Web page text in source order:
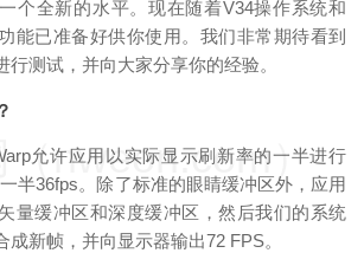
个全新的水平。现在随着V34操作系统和
能已准备好供你使用。我们非常期待看到
行测试，并向大家分享你的经验。
允许应用以实际显示刷新率的一半进行
半36fps。除了标准的眼睛缓冲区外，应用
量缓冲区和深度缓冲区，然后我们的系统
新帧，并向显示器输出72 FPS。
nweon.com）